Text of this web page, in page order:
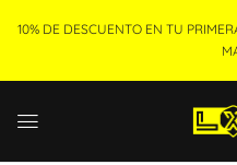
10% DE DESCUENTO EN TU